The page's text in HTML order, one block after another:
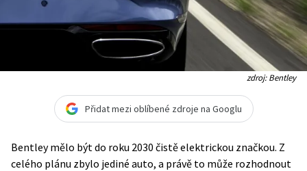
zdroj: Bentley
Přidat mezi oblíbené zdroje na Googlu
Bentley mělo být do roku 2030 čistě elektrickou značkou. Z
celého plánu zbylo jediné auto, a právě to může rozhodnout